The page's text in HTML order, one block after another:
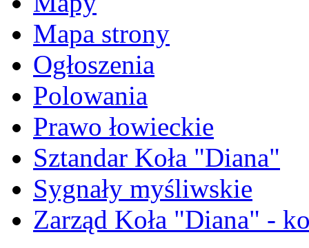
Mapa strony
Ogłoszenia
Polowania
Prawo łowieckie
Sztandar Koła "Diana"
Sygnały myśliwskie
Zarząd Koła "Diana" -